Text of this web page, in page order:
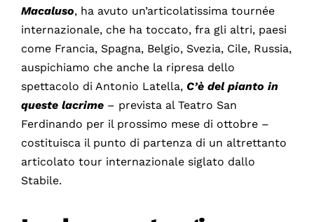
Macaluso, ha avuto un’articolatissima tournée
internazionale, che ha toccato, fra gli altri, paesi
come Francia, Spagna, Belgio, Svezia, Cile, Russia,
auspichiamo che anche la ripresa dello
spettacolo di Antonio Latella, C’è del pianto in
queste lacrime – prevista al Teatro San
Ferdinando per il prossimo mese di ottobre –
costituisca il punto di partenza di un altrettanto
articolato tour internazionale siglato dallo
Stabile.